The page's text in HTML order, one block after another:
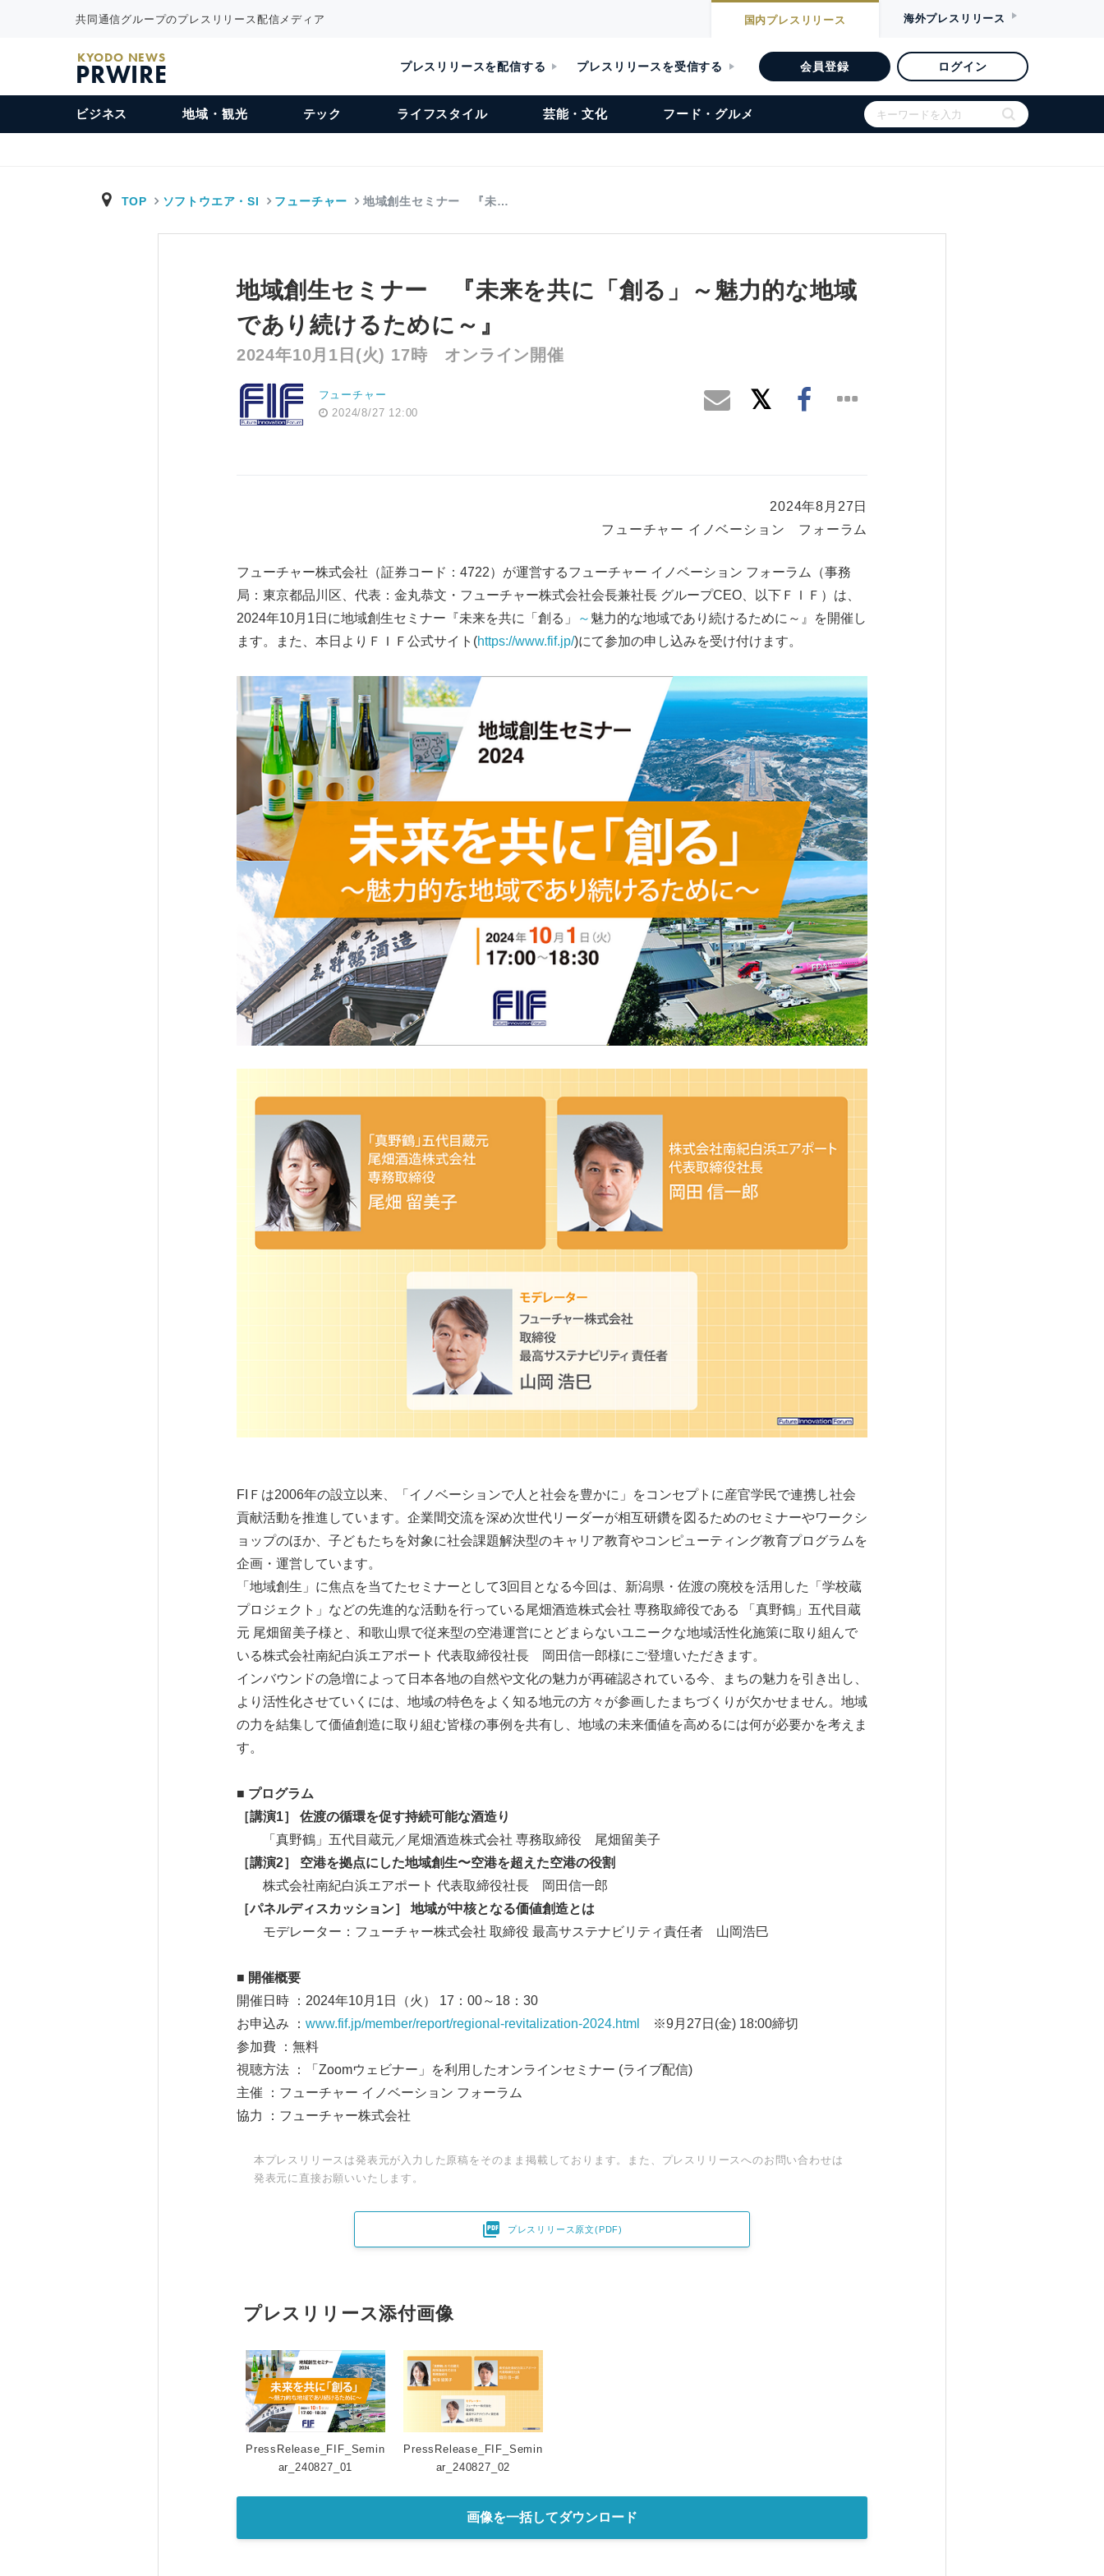
共同通信グループのプレスリリース配信メディア 国内プレスリリース 海外プレスリリース
KYODO NEWS
PRWIRE プレスリリースを配信する プレスリリースを受信する 会員登録 ログイン
ビジネス 地域・観光 テック ライフスタイル 芸能・文化 フード・グルメ
TOP ソフトウエア・SI フューチャー 地域創生セミナー 『未…
地域創生セミナー 『未来を共に「創る」～魅力的な地域
であり続けるために～』
2024年10月1日(火) 17時 オンライン開催
フューチャー
2024/8/27 12:00
2024年8月27日
フューチャー イノベーション フォーラム
フューチャー株式会社（証券コード：4722）が運営するフューチャー イノベーション フォーラム（事務
局：東京都品川区、代表：金丸恭文・フューチャー株式会社会長兼社長 グループCEO、以下ＦＩＦ）は、
2024年10月1日に地域創生セミナー『未来を共に「創る」
～ 魅力的な地域であり続けるために～』を開催し
ます。また、本日よりＦＩＦ公式サイト(https://www.fif.jp/)にて参加の申し込みを受け付けます。
FIＦは2006年の設立以来、「イノベーションで人と社会を豊かに」をコンセプトに産官学民で連携し社会
貢献活動を推進しています。企業間交流を深め次世代リーダーが相互研鑽を図るためのセミナーやワークシ
ョップのほか、子どもたちを対象に社会課題解決型のキャリア教育やコンピューティング教育プログラムを
企画・運営しています。
「地域創生」に焦点を当てたセミナーとして3回目となる今回は、新潟県・佐渡の廃校を活用した「学校蔵
プロジェクト」などの先進的な活動を行っている尾畑酒造株式会社 専務取締役である 「真野鶴」五代目蔵
元 尾畑留美子様と、和歌山県で従来型の空港運営にとどまらないユニークな地域活性化施策に取り組んで
いる株式会社南紀白浜エアポート 代表取締役社長 岡田信一郎様にご登壇いただきます。
インバウンドの急増によって日本各地の自然や文化の魅力が再確認されている今、まちの魅力を引き出し、
より活性化させていくには、地域の特色をよく知る地元の方々が参画したまちづくりが欠かせません。地域
の力を結集して価値創造に取り組む皆様の事例を共有し、地域の未来価値を高めるには何が必要かを考えま
す。
■ プログラム
［講演1］ 佐渡の循環を促す持続可能な酒造り
「真野鶴」五代目蔵元／尾畑酒造株式会社 専務取締役 尾畑留美子
［講演2］ 空港を拠点にした地域創生〜空港を超えた空港の役割
株式会社南紀白浜エアポート 代表取締役社長 岡田信一郎
［パネルディスカッション］ 地域が中核となる価値創造とは
モデレーター：フューチャー株式会社 取締役 最高サステナビリティ責任者 山岡浩巳
■ 開催概要
開催日時 ：2024年10月1日（火） 17：00～18：30
お申込み ： www.fif.jp/member/report/regional-revitalization-2024.html
※9月27日(金) 18:00締切
参加費 ：無料
視聴方法 ：「Zoomウェビナー」を利用したオンラインセミナー (ライブ配信)
主催 ：フューチャー イノベーション フォーラム
協力 ：フューチャー株式会社
本プレスリリースは発表元が入力した原稿をそのまま掲載しております。また、プレスリリースへのお問い合わせは
発表元に直接お願いいたします。
 プレスリリース原文(PDF)
プレスリリース添付画像
PressRelease_FIF_Semin
ar_240827_01
PressRelease_FIF_Semin
ar_240827_02
画像を一括してダウンロード
Japanese
English